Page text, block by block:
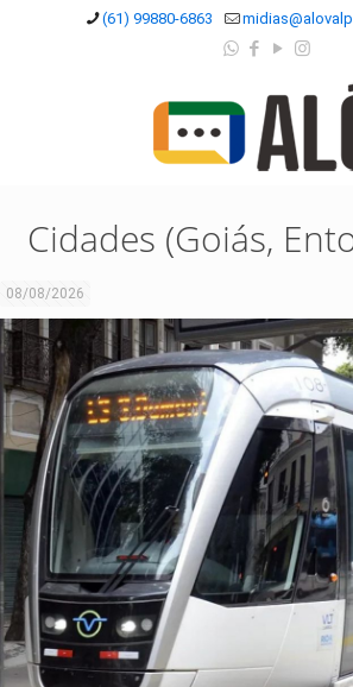
(61) 99880-6863
Cidades (Goiás,
08/08/2026